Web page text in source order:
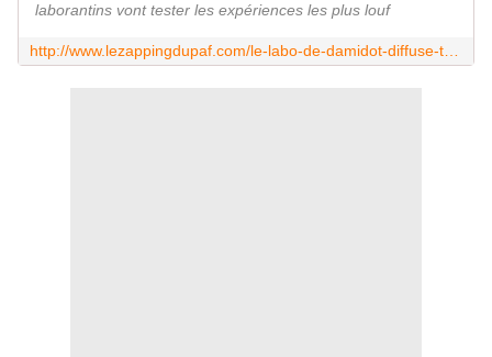
laborantins vont tester les expériences les plus louf